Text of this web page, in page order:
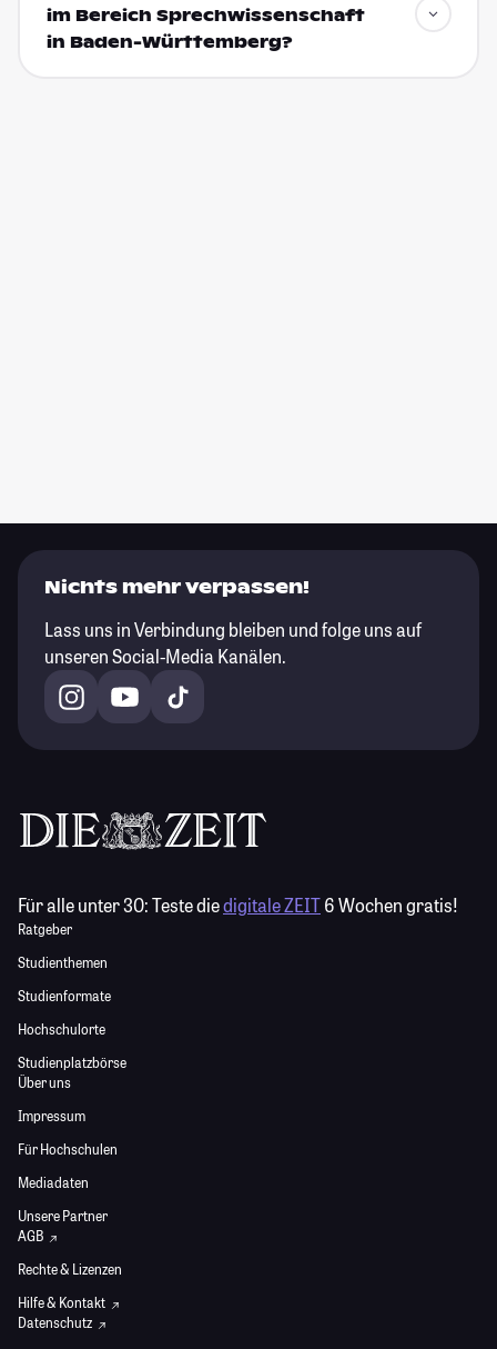
im Bereich Sprechwissenschaft
in Baden-Württemberg?
Nichts mehr verpassen!
Lass uns in Verbindung bleiben und folge uns auf
unseren Social-Media Kanälen.
Für alle unter 30:Teste diedigitale ZEIT6 Wochen gratis!
Ratgeber
Studienthemen
Studienformate
Hochschulorte
Studienplatzbörse
Über uns
Impressum
Für Hochschulen
Mediadaten
Unsere Partner
AGB
Rechte & Lizenzen
Hilfe & Kontakt
Datenschutz